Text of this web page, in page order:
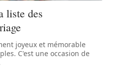
liste des
joyeux et mémorable
C'est une occasion de